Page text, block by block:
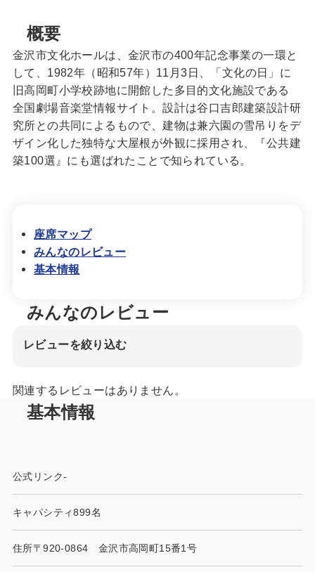
概要
金沢市文化ホールは、金沢市の400年記念事業の一環と
して、1982年（昭和57年）11月3日、「文化の日」に
旧高岡町小学校跡地に開館した多目的文化施設である
全国劇場音楽堂情報サイト。設計は谷口吉郎建築設計研
究所との共同によるもので、建物は兼六園の雪吊りをデ
ザイン化した独特な大屋根が外観に採用され、『公共建
築100選』にも選ばれたことで知られている。
座席マップ
みんなのレビュー
基本情報
みんなのレビュー
レビューを絞り込む
関連するレビューはありません。
基本情報
公式リンク-
キャパシティ899名
住所〒920-0864 金沢市高岡町15番1号